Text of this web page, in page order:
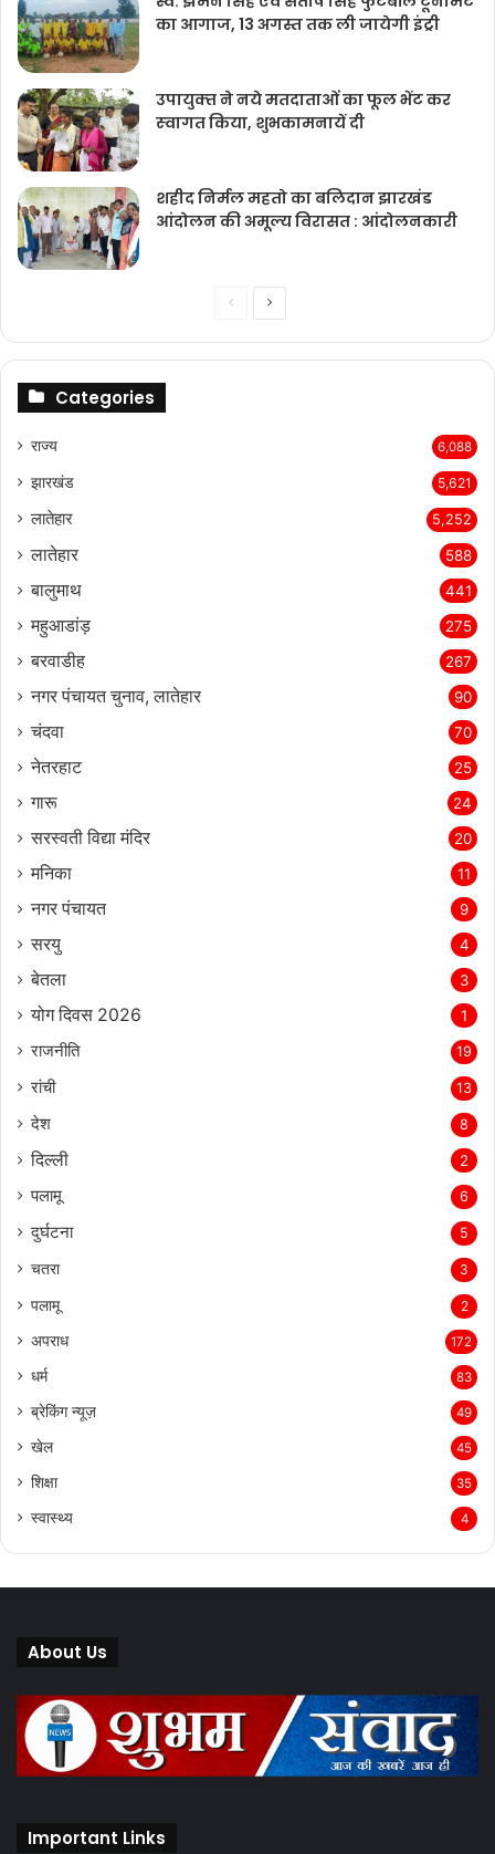
का आगाज, 13 अगस्त तक ली जायेगी इंट्री
उपायुक्‍त ने नये मतदाताओंं का फूल भेंट कर
स्‍वागत किया, शुभकामनायें दी
शहीद निर्मल महतो का बलिदान झारखंड
आंदोलन की अमूल्य विरासत : आंदोलनकारी
PreviousNext
Categories
राज्‍य 6,088
झारखंड 5,621
लातेहार 5,252
लातेहार 588
बालुमाथ 441
महुआडांड़ 275
बरवाडीह 267
नगर पंचायत चुनाव, लातेहार 90
चंदवा 70
नेतरहाट 25
गारू 24
सरस्‍वती विद्या मंदिर 20
मनिका 11
नगर पंचायत 9
सरयु 4
बेतला 3
योग दिवस 2026 1
राजनीति 19
रांची 13
देश 8
दिल्‍ली 2
पलामू 6
दुर्घटना 5
चतरा 3
पलामू 2
अपराध 172
धर्म 83
ब्रेकिंग न्यूज़ 49
खेल 45
शिक्षा 35
स्वास्थ्य 4
About Us
Important Links